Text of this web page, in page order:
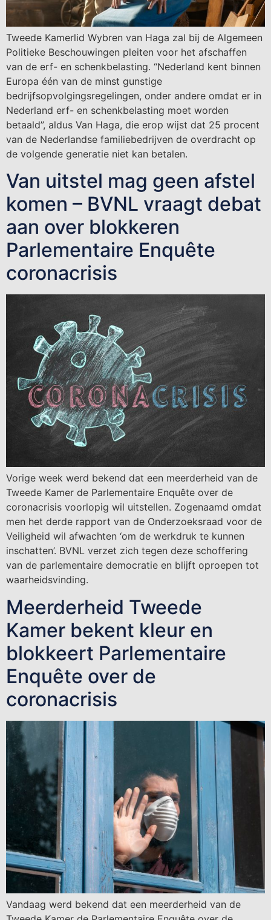
Tweede Kamerlid Wybren van Haga zal bij de Algemeen
Politieke Beschouwingen pleiten voor het afschaffen
van de erf- en schenkbelasting. “Nederland kent binnen
Europa één van de minst gunstige
bedrijfsopvolgingsregelingen, onder andere omdat er in
Nederland erf- en schenkbelasting moet worden
betaald”, aldus Van Haga, die erop wijst dat 25 procent
van de Nederlandse familiebedrijven de overdracht op
de volgende generatie niet kan betalen.
Van uitstel mag geen afstel
komen – BVNL vraagt debat
aan over blokkeren
Parlementaire Enquête
coronacrisis
Vorige week werd bekend dat een meerderheid van de
Tweede Kamer de Parlementaire Enquête over de
coronacrisis voorlopig wil uitstellen. Zogenaamd omdat
men het derde rapport van de Onderzoeksraad voor de
Veiligheid wil afwachten ‘om de werkdruk te kunnen
inschatten’. BVNL verzet zich tegen deze schoffering
van de parlementaire democratie en blijft oproepen tot
waarheidsvinding.
Meerderheid Tweede
Kamer bekent kleur en
blokkeert Parlementaire
Enquête over de
coronacrisis
Vandaag werd bekend dat een meerderheid van de